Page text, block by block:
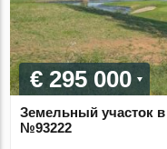
€ 295 000
Земельный участок
№93222